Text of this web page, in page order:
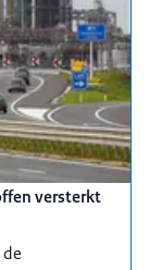
versterkt